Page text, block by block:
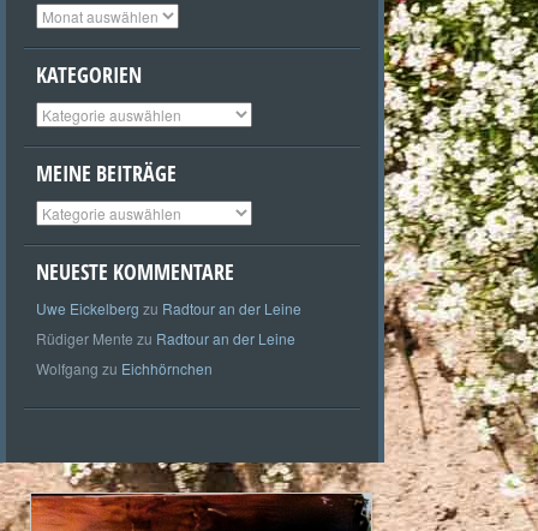
Archiv
KATEGORIEN
Kategorien
MEINE BEITRÄGE
Meine
Beiträge
NEUESTE KOMMENTARE
Uwe Eickelberg zu Radtour an der Leine
Rüdiger Mente zu Radtour an der Leine
Wolfgang zu Eichhörnchen